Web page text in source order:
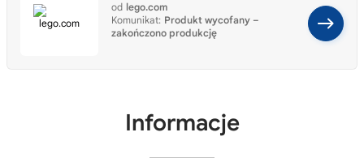
od lego.com
Komunikat: Produkt wycofany –
zakończono produkcję
Informacje